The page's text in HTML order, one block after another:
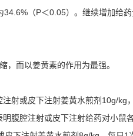
（P＜0.05）。继续增加给药
而以姜黄素的作用为最强。
射或皮下注射姜黄水煎剂10g/kg
腹腔注射或皮下注射给药对小鼠